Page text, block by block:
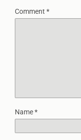
Comment *
Name*